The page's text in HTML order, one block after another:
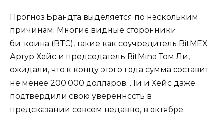
Прогноз Брандта выделяется по нескольким
причинам. Многие видные сторонники
биткоина (BTC), такие как соучредитель BitMEX
Артур Хейс и председатель BitMine Том Ли,
ожидали, что к концу этого года сумма составит
не менее 200 000 долларов. Ли и Хейс даже
подтвердили свою уверенность в
предсказании совсем недавно, в октябре.